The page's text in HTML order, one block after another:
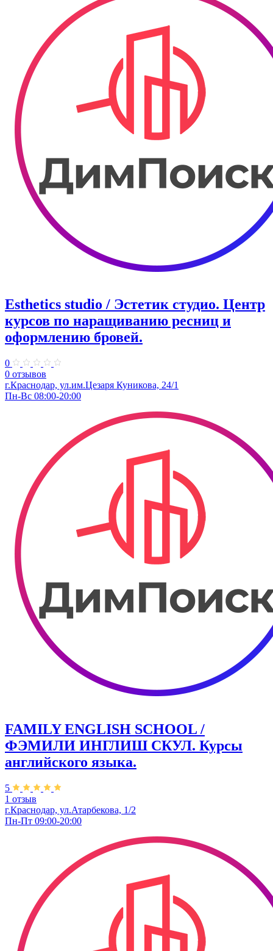
Esthetics studio / Эстетик студио. ​Центр
курсов по наращиванию ресниц и
оформлению бровей.
0
0 отзывов
г.Краснодар, ул.​им.Цезаря Куникова, 24/1
Пн-Вс 08:00-20:00
FAMILY ENGLISH SCHOOL /
ФЭМИЛИ ИНГЛИШ СКУЛ. Курсы
английского языка.
5
1 отзыв
г.Краснодар, ул.Атарбекова, 1/2
Пн-Пт 09:00-20:00